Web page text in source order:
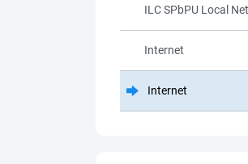
ILC SPbPU Local
Internet
Internet